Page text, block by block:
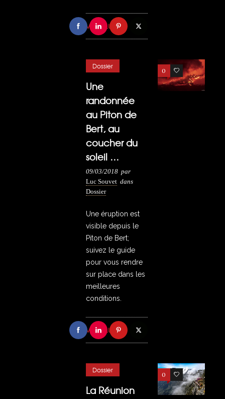
VOIR PLUS
0 10
Dossier
Une
randonnée
au Piton de
Bert, au
coucher du
soleil …
09/03/2018 par
Luc Souvet dans
Dossier
Une éruption est
visible depuis le
Piton de Bert;
suivez le guide
pour vous rendre
sur place dans les
meilleures
conditions.
VOIR PLUS
0 3
Dossier
La Réunion